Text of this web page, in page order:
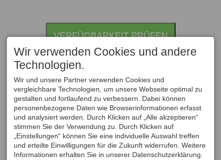
and
select
a
date.
Press
the
question
mark
key
to
get
the
and
select
a
the
question
mark
key
to
get
the
VERFÜGBARKEIT PRÜFEN
Wir verwenden Cookies und andere
Technologien.
Wir und unsere Partner verwenden Cookies und
vergleichbare Technologien, um unsere Webseite optimal zu
gestalten und fortlaufend zu verbessern. Dabei können
personenbezogene Daten wie Browserinformationen erfasst
und analysiert werden. Durch Klicken auf „Alle akzeptieren“
stimmen Sie der Verwendung zu. Durch Klicken auf
„Einstellungen“ können Sie eine individuelle Auswahl treffen
und erteilte Einwilligungen für die Zukunft widerrufen. Weitere
Informationen erhalten Sie in unserer Datenschutzerklärung.